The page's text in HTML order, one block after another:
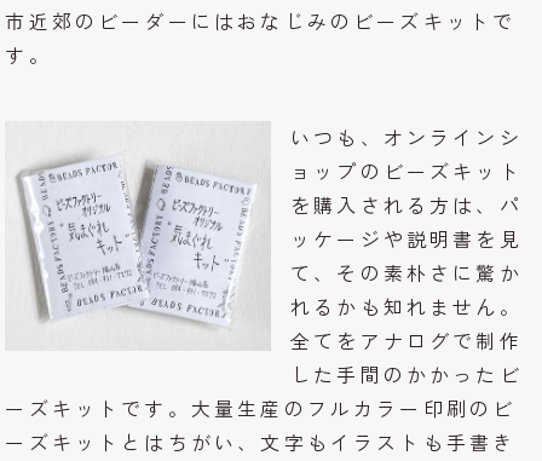
市近郊のビーダーにはおなじみのビーズキットで
す。
いつも、オンラインシ
ョップのビーズキット
を購入される方は、パ
ッケージや説明書を見
て、その素朴さに驚か
れるかも知れません。
全てをアナログで制作
した手間のかかったビ
ーズキットです。大量生産のフルカラー印刷のビ
ーズキットとはちがい、文字もイラストも手書き